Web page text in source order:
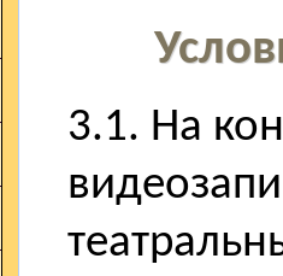
3.1. На